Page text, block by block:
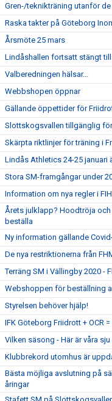
Gren-/teknikträning utanför
Raska takter på Göteborg
Årsmöte 25 mars
Lindåshallen fortsatt stängt
Valberedningen hälsar...
Webbshopen öppnar
Gällande öppettider för
Slottskogsvallen tillgänglig
Skärpta riktlinjer för träning i
Lindås Athletics 24-25 januari
Stora SM-framgångar under
Information om nya regler i FIH
Årets julklapp? Hoodtröja
beställa
Ny information gällande
De nya restriktionerna från
Terräng SM i Vällingby 2020 -
Webshoppen för beställning
Styrelsen behöver hjälp!
IFK Göteborg Friidrott + OCR =
Vilken säsong - Här är våra
Klubbrekord utomhus är
Bästa möjliga avslutning på
åringar